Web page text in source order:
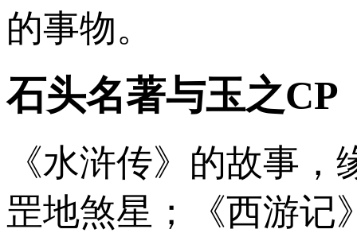
的事物。
石头名著与玉之CP
《水浒传》的故事
罡地煞星；《西游记